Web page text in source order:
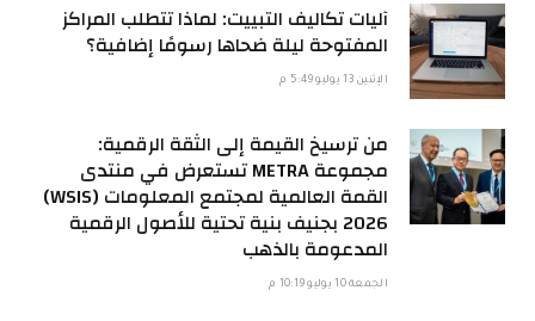
آليات تكاليف التبييت: لماذا تتطلب المراكز
المفتوحة ليلة ضحاها رسومًا إضافية؟
الإثنين 13 يوليو 5:49 م
من ترسيخ القيمة إلى الثقة الرقمية:
مجموعة METRA تستعرض في منتدى
القمة العالمية لمجتمع المعلومات (WSIS)
2026 بجنيف بنية تحتية للأصول الرقمية
المدعومة بالذهب
الجمعة 10 يوليو 10:19 م